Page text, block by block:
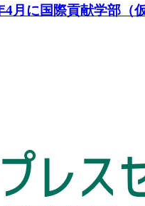
4月に国際貢献学部